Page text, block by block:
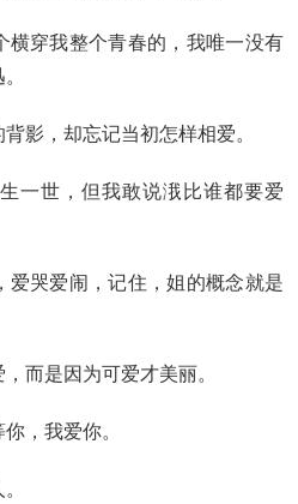
横穿我整个青春的，我唯一没有
影，却忘记当初怎样相爱。
一世，但我敢说涐比谁都要爱
爱哭爱闹，记住，姐的概念就是
而是因为可爱才美丽。
，我爱你。